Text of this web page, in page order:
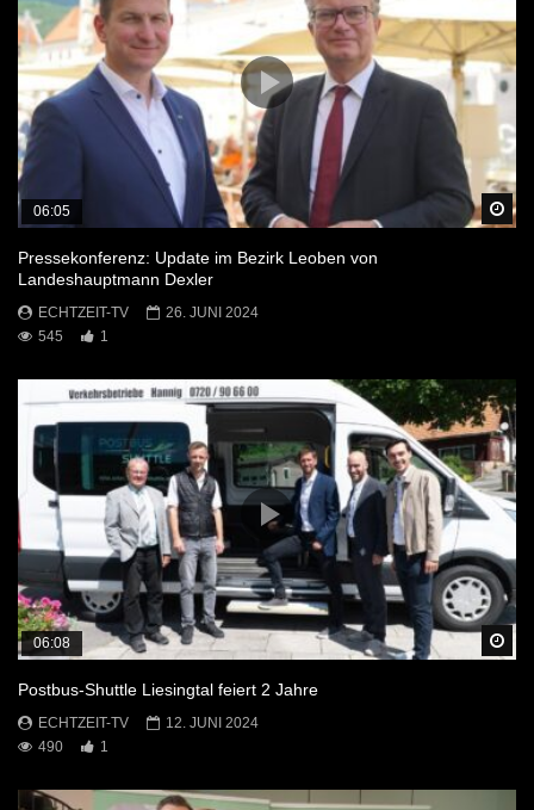
06:05
Pressekonferenz: Update im Bezirk Leoben von
Landeshauptmann Dexler
ECHTZEIT-TV
26. JUNI 2024
545
1
06:08
Postbus-Shuttle Liesingtal feiert 2 Jahre
ECHTZEIT-TV
12. JUNI 2024
490
1